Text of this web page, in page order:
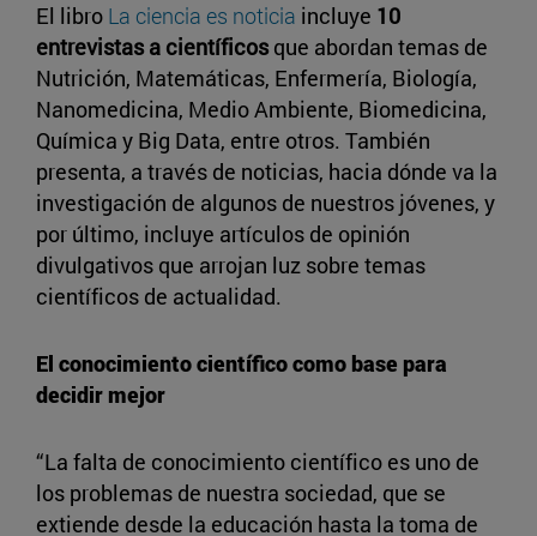
El libro La ciencia es noticia incluye 10
entrevistas a científicosque abordan temas de
Nutrición, Matemáticas, Enfermería, Biología,
Nanomedicina, Medio Ambiente, Biomedicina,
Química y Big Data, entre otros. También
presenta, a través de noticias, hacia dónde va la
investigación de algunos de nuestros jóvenes, y
por último, incluye artículos de opinión
divulgativos que arrojan luz sobre temas
científicos de actualidad.
El conocimiento científico como base para
decidir mejor
“La falta de conocimiento científico es uno de
los problemas de nuestra sociedad, que se
extiende desde la educación hasta la toma de